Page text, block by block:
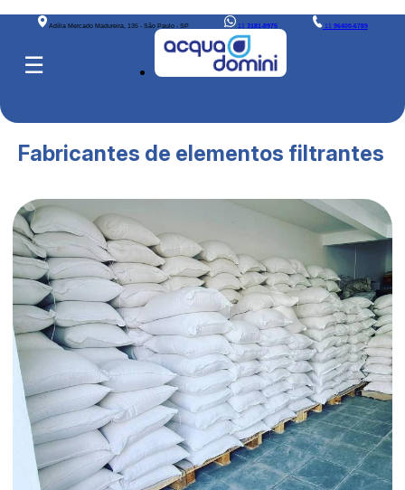
Adília Mercado Madureira, 135 - São Paulo - SP 113181-8975 11 96400-6789
☰
Fabricantes de elementos filtrantes